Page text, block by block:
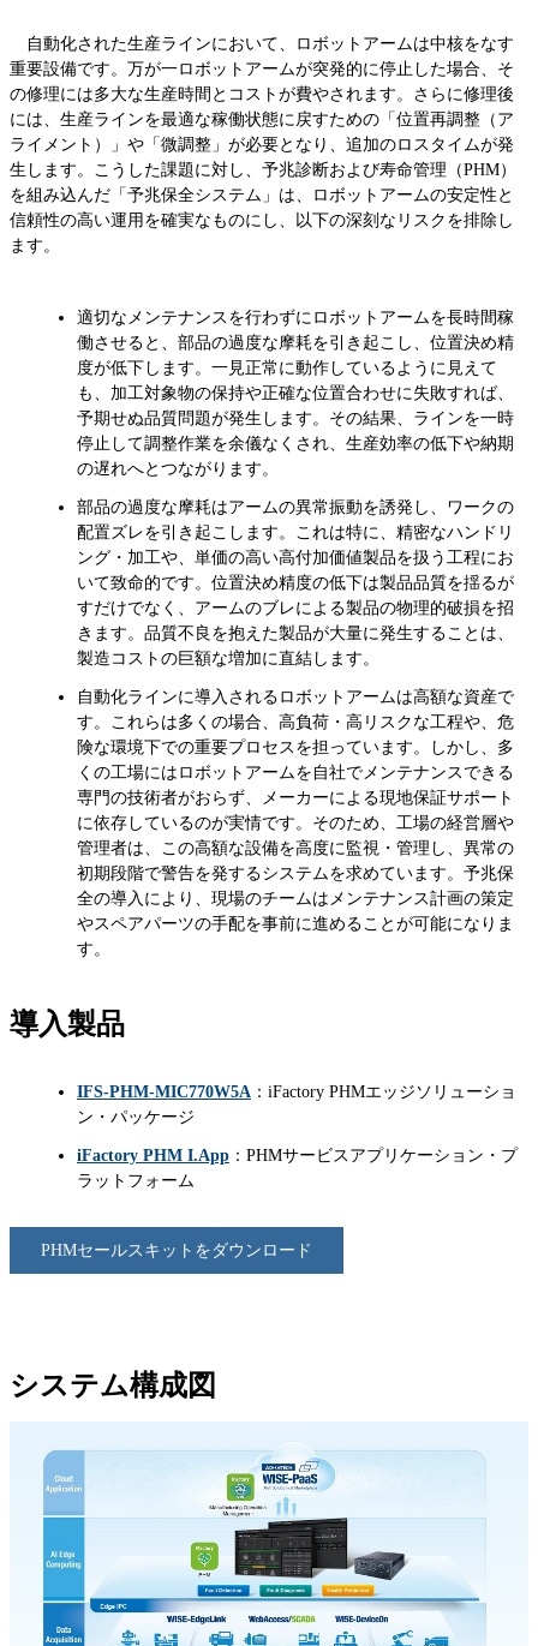
自動化された生産ラインにおいて、ロボットアームは中核をなす
重要設備です。万が一ロボットアームが突発的に停止した場合、そ
の修理には多大な生産時間とコストが費やされます。さらに修理後
には、生産ラインを最適な稼働状態に戻すための「位置再調整（ア
ライメント）」や「微調整」が必要となり、追加のロスタイムが発
生します。こうした課題に対し、予兆診断および寿命管理（PHM）
を組み込んだ「予兆保全システム」は、ロボットアームの安定性と
信頼性の高い運用を確実なものにし、以下の深刻なリスクを排除し
ます。
適切なメンテナンスを行わずにロボットアームを長時間稼
働させると、部品の過度な摩耗を引き起こし、位置決め精
度が低下します。一見正常に動作しているように見えて
も、加工対象物の保持や正確な位置合わせに失敗すれば、
予期せぬ品質問題が発生します。その結果、ラインを一時
停止して調整作業を余儀なくされ、生産効率の低下や納期
の遅れへとつながります。
部品の過度な摩耗はアームの異常振動を誘発し、ワークの
配置ズレを引き起こします。これは特に、精密なハンドリ
ング・加工や、単価の高い高付加価値製品を扱う工程にお
いて致命的です。位置決め精度の低下は製品品質を揺るが
すだけでなく、アームのブレによる製品の物理的破損を招
きます。品質不良を抱えた製品が大量に発生することは、
製造コストの巨額な増加に直結します。
自動化ラインに導入されるロボットアームは高額な資産で
す。これらは多くの場合、高負荷・高リスクな工程や、危
険な環境下での重要プロセスを担っています。しかし、多
くの工場にはロボットアームを自社でメンテナンスできる
専門の技術者がおらず、メーカーによる現地保証サポート
に依存しているのが実情です。そのため、工場の経営層や
管理者は、この高額な設備を高度に監視・管理し、異常の
初期段階で警告を発するシステムを求めています。予兆保
全の導入により、現場のチームはメンテナンス計画の策定
やスペアパーツの手配を事前に進めることが可能になりま
す。
導入製品
IFS-PHM-MIC770W5A ：iFactory PHMエッジソリューショ
ン・パッケージ
iFactory PHM I.App ：PHMサービスアプリケーション・プ
ラットフォーム
PHMセールスキットをダウンロード
システム構成図